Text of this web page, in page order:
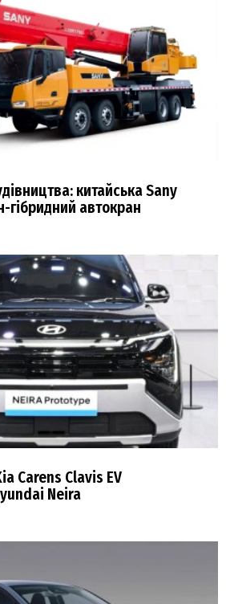
китайська Sany
гібридний автокран
Carens Clavis EV
Neira